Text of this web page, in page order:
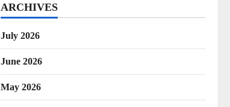
ARCHIVES
July 2026
June 2026
May 2026